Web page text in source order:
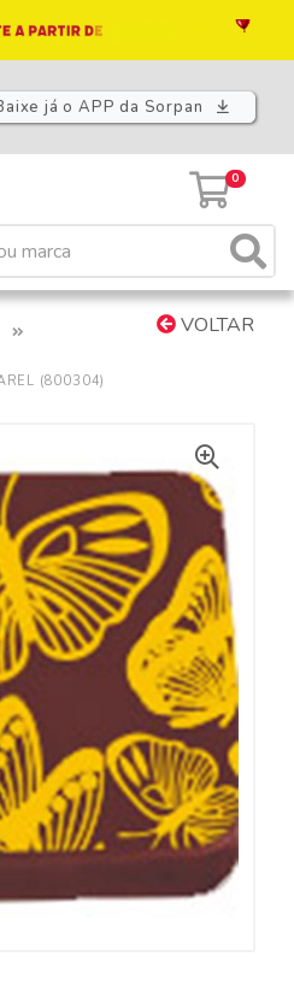
já o APP da Sorpan
0
VOLTAR
(800304)